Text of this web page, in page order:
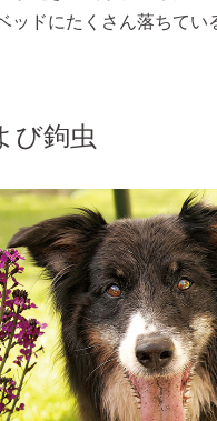
ッドにたくさん落ちてい
び鉤虫